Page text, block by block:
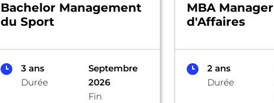
Bachelor Management
du Sport
3 ans
Durée
Septembre
2026
Fin
MBA Manager
d'Affaires
2 ans
Durée